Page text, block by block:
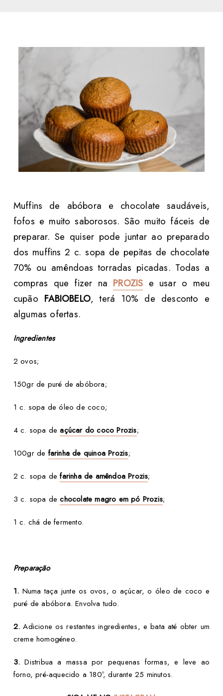
Muffins de abóbora e chocolate saudáveis,
fofos e muito saborosos. São muito fáceis de
preparar. Se quiser pode juntar ao preparado
dos muffins 2 c. sopa de pepitas de chocolate
70% ou amêndoas torradas picadas. Todas a
compras que fizer na PROZIS e usar o meu
cupão FABIOBELO, terá 10% de desconto e
algumas ofertas.
Ingredientes
2 ovos;
150gr de puré de abóbora;
1 c. sopa de óleo de coco;
4 c. sopa deaçúcar do coco Prozis;
100gr de farinha de quinoa Prozis;
2 c. sopa defarinha de amêndoa Prozis;
3 c. sopa dechocolate magro em pó Prozis;
1 c. chá de fermento.
Preparação
1. Numa taça junte os ovos, o açúcar, o óleo de coco e
puré de abóbora. Envolva tudo.
2. Adicione os restantes ingredientes, e bata até obter um
creme homogéneo.
3. Distribua a massa por pequenas formas, e leve ao
forno, pré-aquecido a 180º, durante 25 minutos.